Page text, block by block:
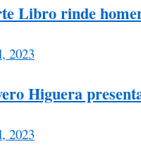
Libro rinde
2023
Higuera
2023